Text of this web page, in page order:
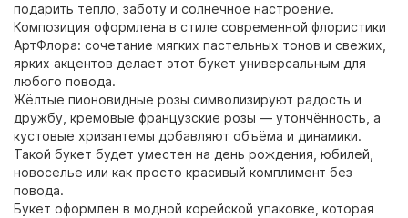
подарить тепло, заботу и солнечное настроение.
Композиция оформлена в стиле современной флористики
АртФлора: сочетание мягких пастельных тонов и свежих,
ярких акцентов делает этот букет универсальным для
любого повода.
Жёлтые пионовидные розы символизируют радость и
дружбу, кремовые французские розы — утончённость, а
кустовые хризантемы добавляют объёма и динамики.
Такой букет будет уместен на день рождения, юбилей,
новоселье или как просто красивый комплимент без
повода.
Букет оформлен в модной корейской упаковке, которая